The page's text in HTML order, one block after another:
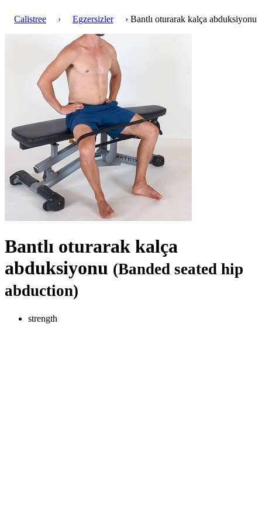
Calistree › Egzersizler › Bantlı oturarak kalça abduksiyonu
Bantlı oturarak kalça
abduksiyonu (Banded seated hip
abduction)
strength